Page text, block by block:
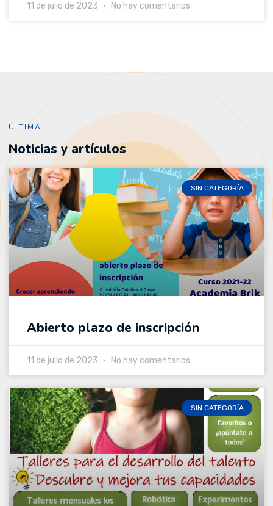
11 de julio de 2023 No hay comentarios
ÚLTIMA
Noticias y artículos
SIN CATEGORÍA
Abierto plazo de inscripción
11 de julio de 2023 No hay comentarios
SIN CATEGORÍA